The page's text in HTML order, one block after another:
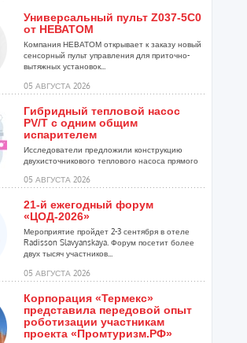
Универсальный пульт Z037-5C0
от НЕВАТОМ
Компания НЕВАТОМ открывает к заказу новый
сенсорный пульт управления для приточно-
вытяжных установок...
05 АВГУСТА 2026
Гибридный тепловой насос
PV/T с одним общим
испарителем
Исследователи предложили конструкцию
двухисточникового теплового насоса прямого
05 АВГУСТА 2026
21-й ежегодный форум
«ЦОД-2026»
Мероприятие пройдет 2-3 сентября в отеле
Radisson Slavyanskaya. Форум посетит более
двух тысяч участников...
05 АВГУСТА 2026
Корпорация «Термекс»
представила передовой опыт
роботизации участникам
проекта «Промтуризм.РФ»